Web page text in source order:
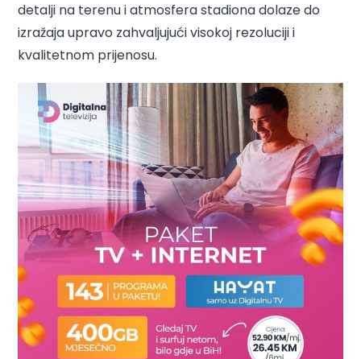
detalji na terenu i atmosfera stadiona dolaze do
izražaja upravo zahvaljujući visokoj rezoluciji i
kvalitetnom prijenosu.